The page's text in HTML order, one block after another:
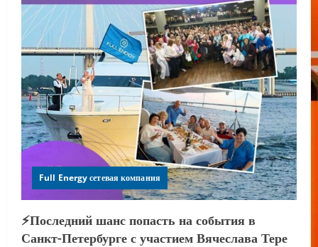
Full Energy сетевая компания
⚡️Последний шанс попасть на события в
Санкт-Петербурге с участием Вячеслава Тере